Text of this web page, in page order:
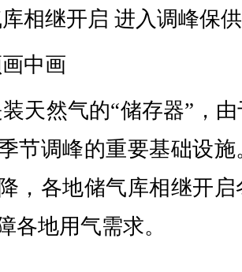
相继开启 进入调峰保
中画
天然气的“储存器”，
节调峰的重要基础设
，各地储气库相继开
各地用气需求。